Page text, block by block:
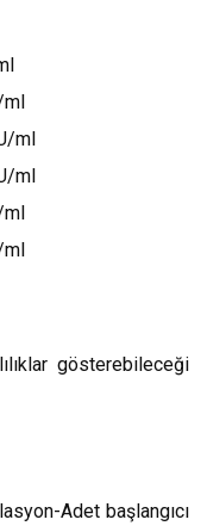
ml
ml
ml
ml
ml
gösterebileceği
Adet başlangıcı